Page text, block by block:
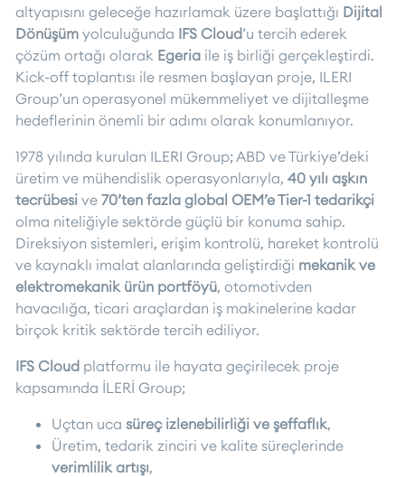
altyapısını geleceğe hazırlamak üzere başlattığı Dijital
Dönüşüm yolculuğunda IFS Cloud’u tercih ederek
çözüm ortağı olarak Egeria ile iş birliği gerçekleştirdi.
Kick-off toplantısı ile resmen başlayan proje, ILERI
Group’un operasyonel mükemmeliyet ve dijitalleşme
hedeflerinin önemli bir adımı olarak konumlanıyor.
1978 yılında kurulan ILERI Group; ABD ve Türkiye’deki
üretim ve mühendislik operasyonlarıyla, 40 yılı aşkın
tecrübesi ve 70’ten fazla global OEM’e Tier-1 tedarikçi
olma niteliğiyle sektörde güçlü bir konuma sahip.
Direksiyon sistemleri, erişim kontrolü, hareket kontrolü
ve kaynaklı imalat alanlarında geliştirdiği mekanik ve
elektromekanik ürün portföyü, otomotivden
havacılığa, ticari araçlardan iş makinelerine kadar
birçok kritik sektörde tercih ediliyor.
IFS Cloud platformu ile hayata geçirilecek proje
kapsamında İLERİ Group;
Uçtan uca süreç izlenebilirliği ve şeffaflık,
Üretim, tedarik zinciri ve kalite süreçlerinde
verimlilik artışı,